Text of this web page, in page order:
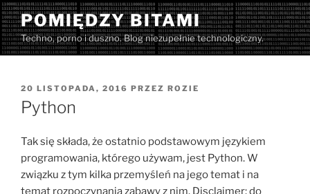
Przejdź
do
treści
POMIĘDZY BITAMI
Techno, porno i duszno. Blog niezupełnie technologiczny.
OPUBLIKOWANE
W
20 LISTOPADA, 2016 PRZEZ ROZIE
Python
Tak się składa, że ostatnio podstawowym językiem
programowania, którego używam, jest Python. W
związku z tym kilka przemyśleń na jego temat i na
temat rozpoczynania zabawy z nim. Disclaimer: do